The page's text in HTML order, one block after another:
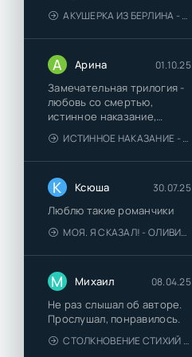
АКУШЕРКА ИЗ БЕРЛИНА - АННА СТЮАРТ
А Арина 01.10.25
Замечательная трилогия -
любовь со смертью,
истинное наказание,
любимая для монстра -
понравились
ИСТИННОЕ НАКАЗАНИЕ - ОЛЬГА ГУСЕЙНОВА
К Ксюша 30.07.25
Люблю такие романчики
МОЯ. Я СКАЗАЛ! - ОЛИВИЯ ЛЕЙК
М Михаил 08.04.25
Не раз слышал об авторе.
Прослушал, понравилось.
СТОЛКНОВЕНИЕ СТИХИЙ - ВАЛЕРИЙ ГУМИНСКИЙ